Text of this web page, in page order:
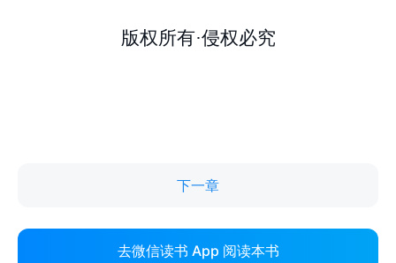
下一章
去微信读书 App 阅读本书